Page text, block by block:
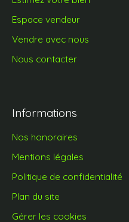
Espace vendeur
Vendre avec nous
Nous contacter
Informations
Nos honoraires
Mentions légales
Politique de confidentialité
Plan du site
Gérer les cookies